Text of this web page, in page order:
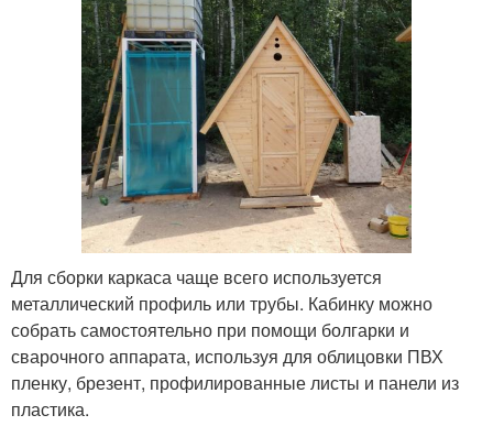
Для сборки каркаса чаще всего используется
металлический профиль или трубы. Кабинку можно
собрать самостоятельно при помощи болгарки и
сварочного аппарата, используя для облицовки ПВХ
пленку, брезент, профилированные листы и панели из
пластика.